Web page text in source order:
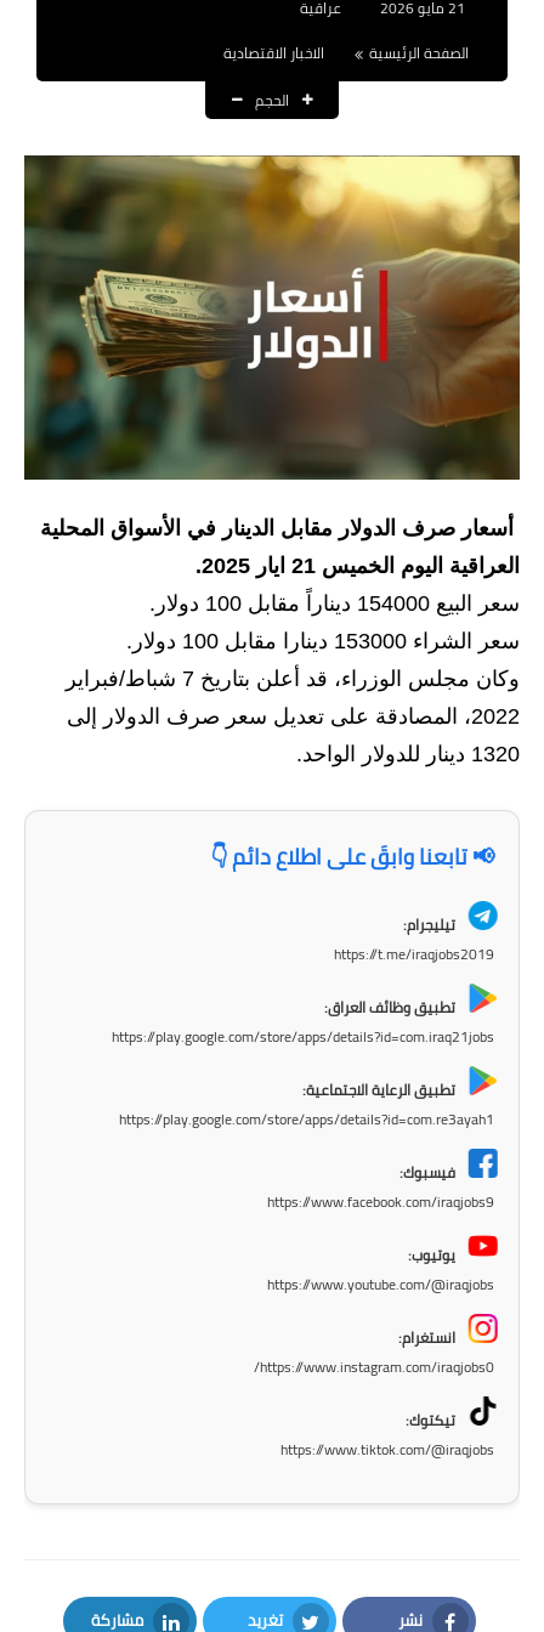
العقود والاجور اليومية
الرواتب
القروض والسلف
المنح المالية
قطع الاراضي
الاخبار السياسية
الاخبار الامنية
الاخبار الرياضية
المدارس
نتائج الامتحانات
المرحلة الابتدائية
اسئلة وزارية
المرحلة المتوسطة
عراقية
الصفحة الرئيسية
الاخبار الاقتصادية
الحجم
أسعار صرف الدولار مقابل الدينار في الأسواق المحلية
العراقية اليوم الخميس 21 ايار 2025.
سعر البيع 154000 ديناراً مقابل 100 دولار.
سعر الشراء 153000 دينارا مقابل 100 دولار.
وكان مجلس الوزراء، قد أعلن بتاريخ 7 شباط/فبراير
2022، المصادقة على تعديل سعر صرف الدولار إلى
1320 دينار للدولار الواحد.
📢 تابعنا وابقَ على اطلاع دائم 👇
تيليجرام:
https://t.me/iraqjobs2019
تطبيق وظائف العراق:
https://play.google.com/store/apps/details?id=com.iraq21jobs
تطبيق الرعاية الاجتماعية:
https://play.google.com/store/apps/details?id=com.re3ayah1
فيسبوك:
https://www.facebook.com/iraqjobs9
يوتيوب:
https://www.youtube.com/@iraqjobs
انستغرام:
https://www.instagram.com/iraqjobs0/
تيكتوك:
https://www.tiktok.com/@iraqjobs
نشر تغريد مشاركة